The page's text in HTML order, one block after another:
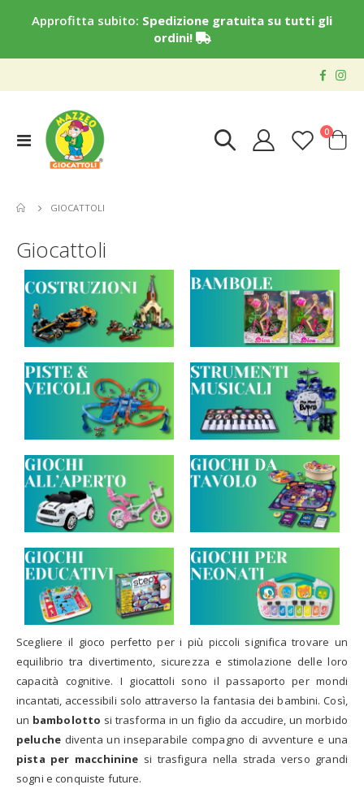
Approfitta subito: Spedizione gratuita su tutti gli
ordini!
Toggle
Nav
Cart
0elementi
GIOCATTOLI
Giocattoli
Scegliere il gioco perfetto per i più piccoli significa trovare un
equilibrio tra divertimento, sicurezza e stimolazione delle loro
capacità cognitive. I giocattoli sono il passaporto per mondi
incantati, accessibili solo attraverso la fantasia dei bambini. Così,
un bambolotto si trasforma in un figlio da accudire, un morbido
peluchediventa un inseparabile compagno di avventure e una
pista per macchinine si trasfigura nella strada verso grandi
sogni e conquiste future.